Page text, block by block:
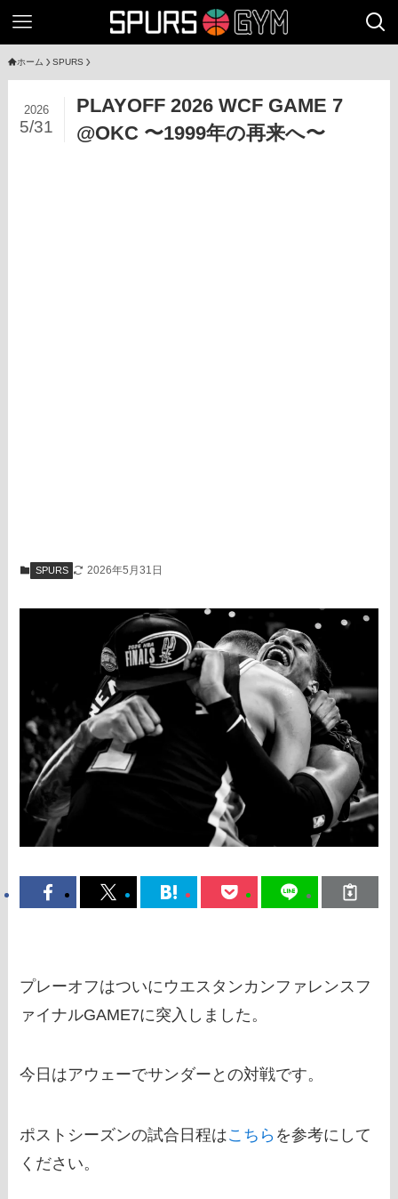
ホーム SPURS
PLAYOFF 2026 WCF GAME 7
@OKC 〜1999年の再来へ〜
2026
5/31
SPURS 2026年5月31日
プレーオフはついにウエスタンカンファレンスフ
ァイナルGAME7に突入しました。
今日はアウェーでサンダーとの対戦です。
ポストシーズンの試合日程はこちら を参考にして
ください。